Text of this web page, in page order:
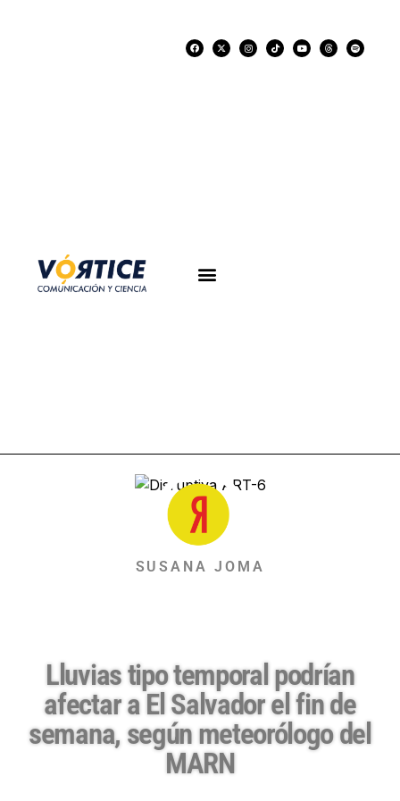
SUSANA JOMA
Lluvias tipo temporal podrían
afectar a El Salvador el fin de
semana, según meteorólogo del
MARN